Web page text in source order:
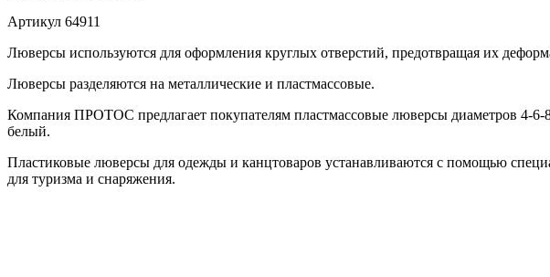
Артикул 64911
Люверсы используются для оформления круглых отверстий, предотвращая их
Люверсы разделяются на металлические и пластмассовые.
Компания ПРОТОС предлагает покупателям пластмассовые люверсы диаметров 4-
белый.
Пластиковые люверсы для одежды и канцтоваров устанавливаются с помощью
для туризма и снаряжения.